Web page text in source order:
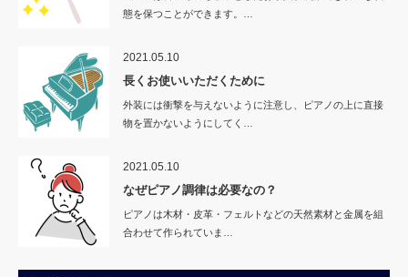
態を保つことができます。…
2021.05.10
長くお使いいただくために
外装には衝撃を与えないように注意し、ピアノの上に直接
物を置かないようにしてく…
2021.05.10
なぜピアノ調律は必要なの？
ピアノは木材・皮革・フェルトなどの天然素材と金属を組
合わせて作られていま…